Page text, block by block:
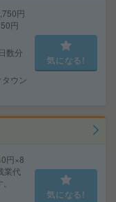
円
円
数分
ウン
気になる!
円×8
業代
気になる!